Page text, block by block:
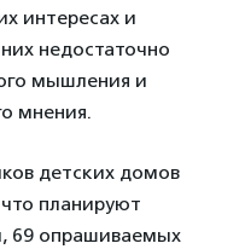
интересах и
недостаточно
мышления и
мнения.
детских домов
планируют
69 опрашиваемых